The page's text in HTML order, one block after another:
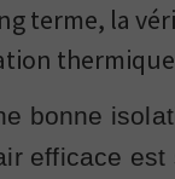
terme, la
bonne
efficace est